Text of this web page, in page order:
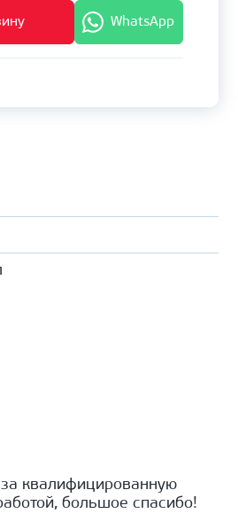
WhatsApp
квалифицированную
большое спасибо!